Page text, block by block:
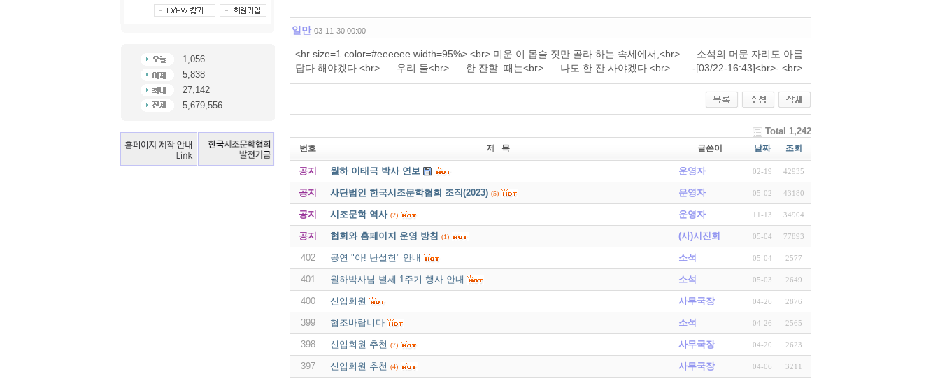
1,056
5,838
27,142
5,679,556
일만 03-11-30 00:00
<hr size=1 color=#eeeeee width=95%> <br> 미운 이 몹슬 짓만 골라 하는 속세에서,<br> 소석의 머문 자리도 아름
답다 해야겠다.<br> 우리 둘<br> 한 잔할 때는<br> 나도 한 잔 사야겠다.<br> -[03/22-16:43]<br>- <br>
Total 1,242
번호 제 목 글쓴이 날짜 조회
공지 월하 이태극 박사 연보 운영자 02-19 42935
공지 사단법인 한국시조문학협회 조직(2023) (5) 운영자 05-02 43180
공지 시조문학 역사 (2) 운영자 11-13 34904
공지 협회와 홈페이지 운영 방침 (1) (사)시진회 05-04 77893
402 공연 "아! 난설헌" 안내 소석 05-04 2577
401 월하박사님 별세 1주기 행사 안내 소석 05-03 2649
400 신입회원 사무국장 04-26 2876
399 협조바랍니다 소석 04-26 2565
398 신입회원 추천 (7) 사무국장 04-20 2623
397 신입회원 추천 (4) 사무국장 04-06 3211